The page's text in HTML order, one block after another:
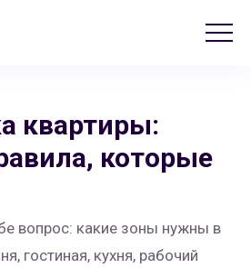
квартиры:
которые
вопрос: какие зоны нужны в
гостиная, кухня, рабочий